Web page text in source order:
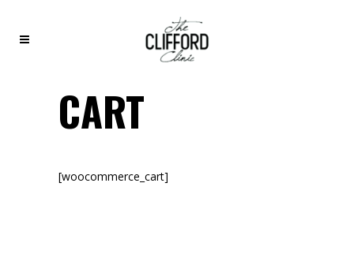
CART
[woocommerce_cart]